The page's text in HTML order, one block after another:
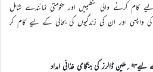
کرنے والی تنظیمیں اور حکومتی نمائندے شامل
واپسی اور ان کی زندگیوں کی بحالی کے لیے کام کر